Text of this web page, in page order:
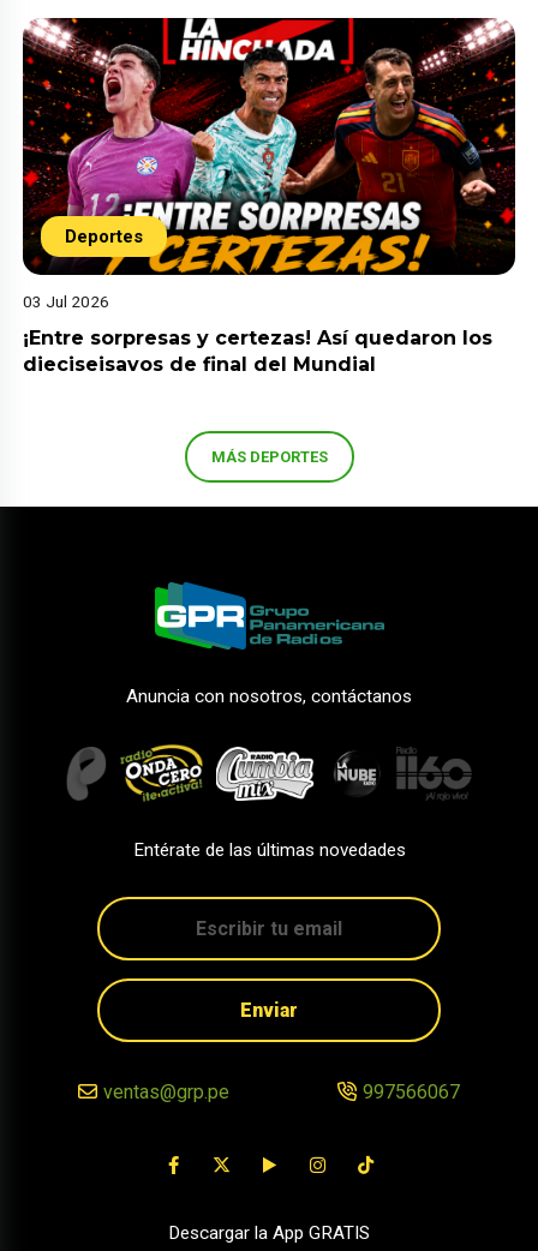
Deportes
03 Jul 2026
¡Entre sorpresas y certezas! Así quedaron los
dieciseisavos de final del Mundial
MÁS DEPORTES
Anuncia con nosotros, contáctanos
Entérate de las últimas novedades
Enviar
ventas@grp.pe 997566067
Descargar la App GRATIS